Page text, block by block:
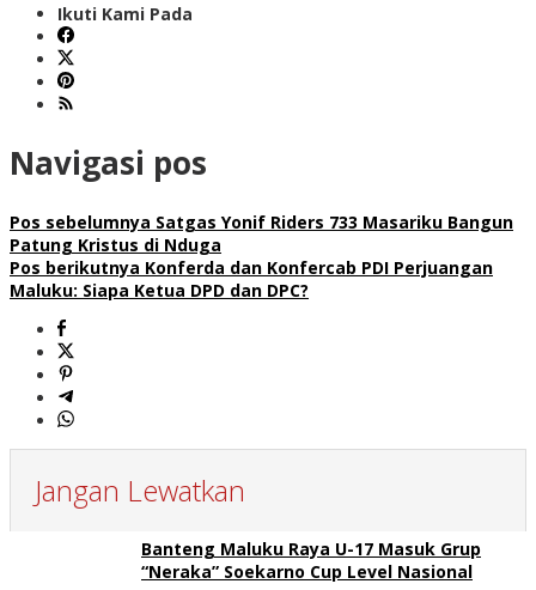
Ikuti Kami Pada
Navigasi pos
Pos sebelumnya Satgas Yonif Riders 733 Masariku Bangun
Patung Kristus di Nduga
Pos berikutnya Konferda dan Konfercab PDI Perjuangan
Maluku: Siapa Ketua DPD dan DPC?
Jangan Lewatkan
Banteng Maluku Raya U-17 Masuk Grup
“Neraka” Soekarno Cup Level Nasional